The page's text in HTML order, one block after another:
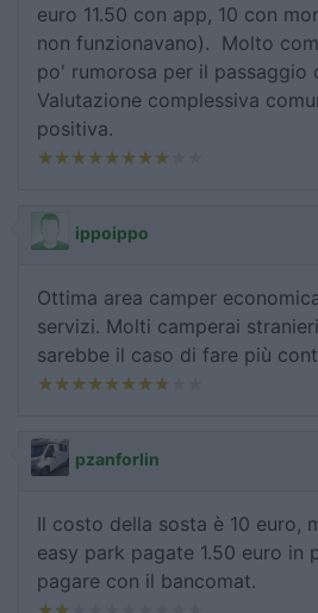
euro 11.50 con app, 10 con
non funzionavano). Molto
po' rumorosa per il passaggio
Valutazione complessiva
positiva.
ippoippo
Ottima area camper
servizi. Molti camperai
sarebbe il caso di fare più
pzanforlin
Il costo della sosta è 10 euro,
easy park pagate 1.50 euro in
pagare con il bancomat.